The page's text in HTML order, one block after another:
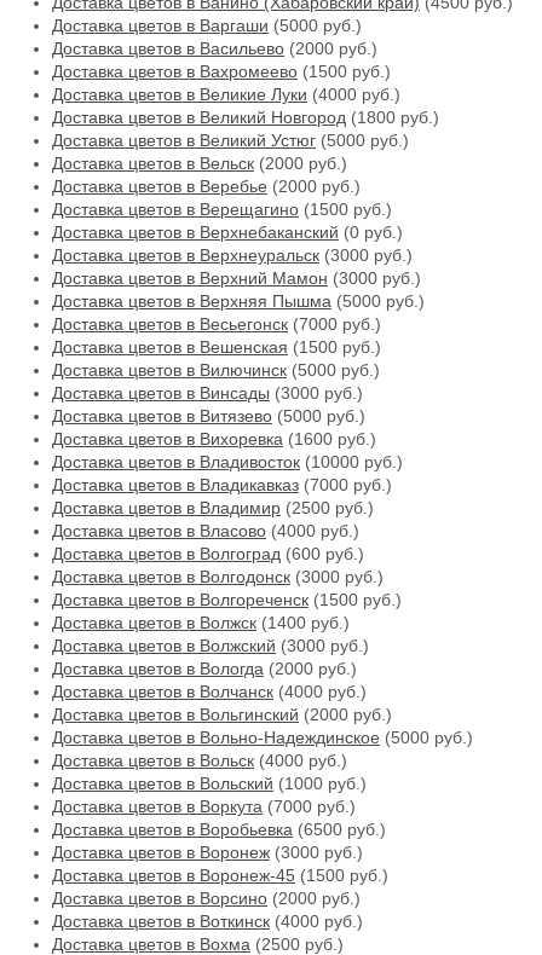
Доставка цветов в Варгаши (5000 руб.)
Доставка цветов в Васильево (2000 руб.)
Доставка цветов в Вахромеево (1500 руб.)
Доставка цветов в Великие Луки (4000 руб.)
Доставка цветов в Великий Новгород (1800 руб.)
Доставка цветов в Великий Устюг (5000 руб.)
Доставка цветов в Вельск (2000 руб.)
Доставка цветов в Веребье (2000 руб.)
Доставка цветов в Верещагино (1500 руб.)
Доставка цветов в Верхнебаканский (0 руб.)
Доставка цветов в Верхнеуральск (3000 руб.)
Доставка цветов в Верхний Мамон (3000 руб.)
Доставка цветов в Верхняя Пышма (5000 руб.)
Доставка цветов в Весьегонск (7000 руб.)
Доставка цветов в Вешенская (1500 руб.)
Доставка цветов в Вилючинск (5000 руб.)
Доставка цветов в Винсады (3000 руб.)
Доставка цветов в Витязево (5000 руб.)
Доставка цветов в Вихоревка (1600 руб.)
Доставка цветов в Владивосток (10000 руб.)
Доставка цветов в Владикавказ (7000 руб.)
Доставка цветов в Владимир (2500 руб.)
Доставка цветов в Власово (4000 руб.)
Доставка цветов в Волгоград (600 руб.)
Доставка цветов в Волгодонск (3000 руб.)
Доставка цветов в Волгореченск (1500 руб.)
Доставка цветов в Волжск (1400 руб.)
Доставка цветов в Волжский (3000 руб.)
Доставка цветов в Вологда (2000 руб.)
Доставка цветов в Волчанск (4000 руб.)
Доставка цветов в Вольгинский (2000 руб.)
Доставка цветов в Вольно-Надеждинское (5000 руб.)
Доставка цветов в Вольск (4000 руб.)
Доставка цветов в Вольский (1000 руб.)
Доставка цветов в Воркута (7000 руб.)
Доставка цветов в Воробьевка (6500 руб.)
Доставка цветов в Воронеж (3000 руб.)
Доставка цветов в Воронеж-45 (1500 руб.)
Доставка цветов в Ворсино (2000 руб.)
Доставка цветов в Воткинск (4000 руб.)
Доставка цветов в Вохма (2500 руб.)